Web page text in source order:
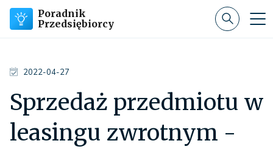
Poradnik
Przedsiębiorcy
2022-04-27
Sprzedaż przedmiotu w
leasingu zwrotnym -